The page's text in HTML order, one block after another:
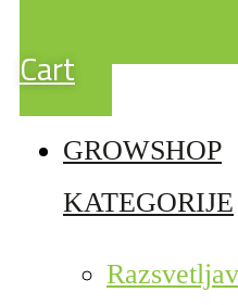
Cart
GROWSHOP
KATEGORIJE